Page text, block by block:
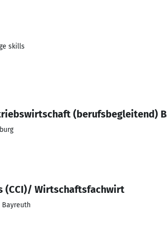
skills
(berufsbegleitend)
(CCI)/ Wirtschaftsfachwirt